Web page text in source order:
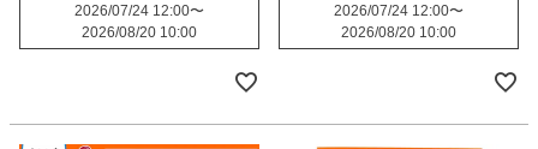
2026/07/24 12:00〜
2026/08/20 10:00
2026/07/24 12:00〜
2026/08/20 10:00